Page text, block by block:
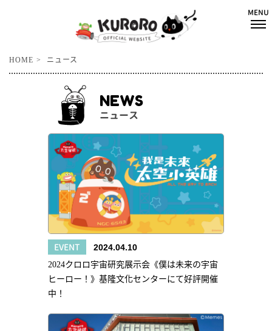
HOME ニュース
NEWS
ニュース
EVENT 2024.04.10
2024クロロ宇宙研究展示会《僕は未来の宇宙
ヒーロー！》基隆文化センターにて好評開催
中！